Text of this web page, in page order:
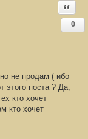
0
не продам ( ибо
этого поста ? Да,
кто хочет
кто хочет